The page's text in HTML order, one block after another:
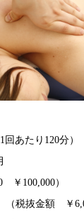
あたり120分）
100,000）
税抜金額 ￥